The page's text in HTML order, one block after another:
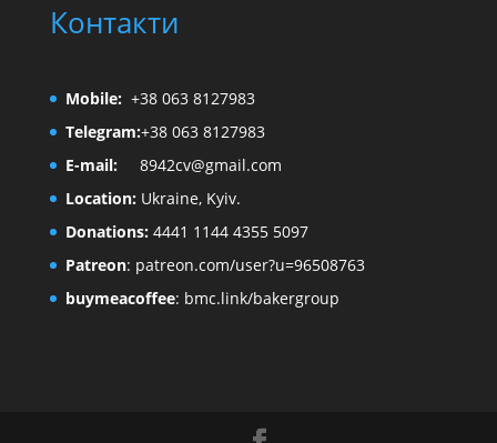
Контакти
Mobile: +38 063 8127983
Telegram:+38 063 8127983
E-mail:
8942cv@gmail.com
Location:Ukraine, Kyiv.
Donations:4441 1144 4355 5097
Patreon: patreon.com/user?u=96508763
buymeacoffee: bmc.link/bakergroup